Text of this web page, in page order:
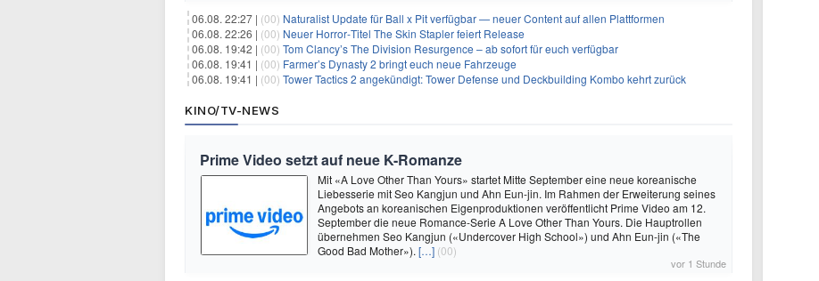
06.08. 22:27 | (00) Naturalist Update für Ball x Pit verfügbar — neuer Content auf allen Plattformen
06.08. 22:26 | (00) Neuer Horror‑Titel The Skin Stapler feiert Release
06.08. 19:42 | (00) Tom Clancy’s The Division Resurgence – ab sofort für euch verfügbar
06.08. 19:41 | (00) Farmer’s Dynasty 2 bringt euch neue Fahrzeuge
06.08. 19:41 | (00) Tower Tactics 2 angekündigt: Tower Defense und Deckbuilding Kombo kehrt zurück
KINO/TV-NEWS
Prime Video setzt auf neue K-Romanze
Mit «A Love Other Than Yours» startet Mitte September eine neue koreanische
Liebesserie mit Seo Kangjun und Ahn Eun-jin. Im Rahmen der Erweiterung seines
Angebots an koreanischen Eigenproduktionen veröffentlicht Prime Video am 12.
September die neue Romance-Serie A Love Other Than Yours. Die Hauptrollen
übernehmen Seo Kangjun («Undercover High School») und Ahn Eun-jin («The
Good Bad Mother»). […] (00)
vor 1 Stunde